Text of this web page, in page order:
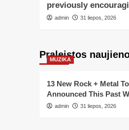
previously
admin 31 liepos, 2026
Praleistos
MUZIKA
13 New Rock + Metal
Announced This Past
admin 31 liepos, 2026